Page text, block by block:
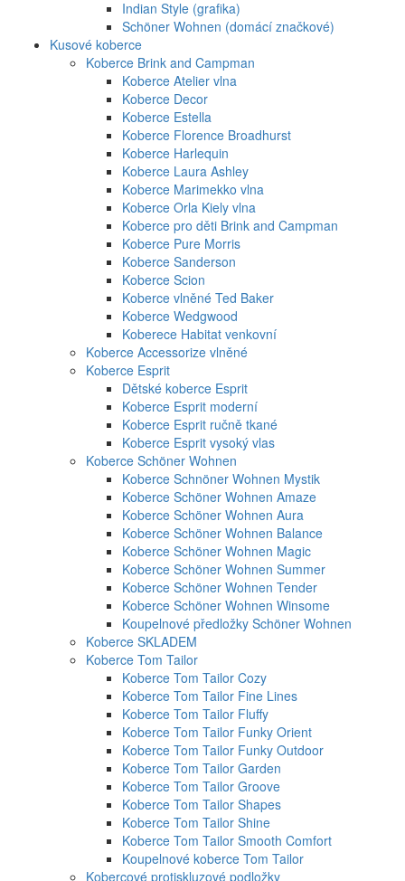
Indian Style (grafika)
Schöner Wohnen (domácí značkové)
Kusové koberce
Koberce Brink and Campman
Koberce Atelier vlna
Koberce Decor
Koberce Estella
Koberce Florence Broadhurst
Koberce Harlequin
Koberce Laura Ashley
Koberce Marimekko vlna
Koberce Orla Kiely vlna
Koberce pro děti Brink and Campman
Koberce Pure Morris
Koberce Sanderson
Koberce Scion
Koberce vlněné Ted Baker
Koberce Wedgwood
Koberece Habitat venkovní
Koberce Accessorize vlněné
Koberce Esprit
Dětské koberce Esprit
Koberce Esprit moderní
Koberce Esprit ručně tkané
Koberce Esprit vysoký vlas
Koberce Schöner Wohnen
Koberce Schnöner Wohnen Mystik
Koberce Schöner Wohnen Amaze
Koberce Schöner Wohnen Aura
Koberce Schöner Wohnen Balance
Koberce Schöner Wohnen Magic
Koberce Schöner Wohnen Summer
Koberce Schöner Wohnen Tender
Koberce Schöner Wohnen Winsome
Koupelnové předložky Schöner Wohnen
Koberce SKLADEM
Koberce Tom Tailor
Koberce Tom Tailor Cozy
Koberce Tom Tailor Fine Lines
Koberce Tom Tailor Fluffy
Koberce Tom Tailor Funky Orient
Koberce Tom Tailor Funky Outdoor
Koberce Tom Tailor Garden
Koberce Tom Tailor Groove
Koberce Tom Tailor Shapes
Koberce Tom Tailor Shine
Koberce Tom Tailor Smooth Comfort
Koupelnové koberce Tom Tailor
Kobercové protiskluzové podložky